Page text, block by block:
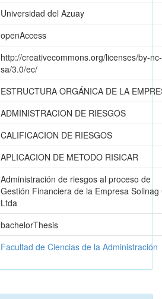
Universidad del Azuay
openAccess
http://creativecommons.org/licenses/by-nc-
sa/3.0/ec/
ESTRUCTURA ORGÁNICA DE LA
ADMINISTRACION DE RIESGOS
CALIFICACION DE RIESGOS
APLICACION DE METODO RISICAR
Administración de riesgos al proceso de
Gestión Financiera de la Empresa Solinag
Ltda
bachelorThesis
Facultad de Ciencias de la Administración